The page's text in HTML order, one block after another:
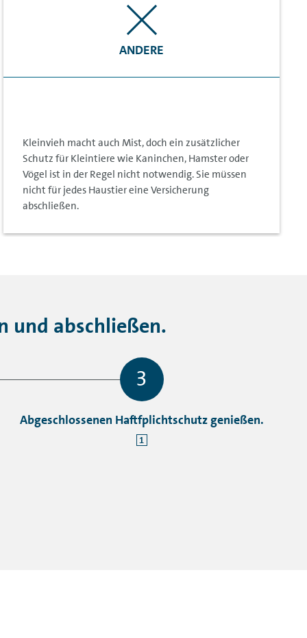
ANDERE
Kleinvieh macht auch Mist, doch ein zusätzlicher
Schutz für Kleintiere wie Kaninchen, Hamster oder
Vögel ist in der Regel nicht notwendig. Sie müssen
nicht für jedes Haustier eine Versicherung
abschließen.
und abschließen.
Abgeschlossenen Haftfplichtschutz genießen.
1